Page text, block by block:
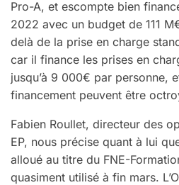
Pro-A, et escompte bien
2022 avec un budget de 111
delà de la prise en charge
car il finance les prises en
jusqu’à 9 000€ par personne,
financement peuvent être
Fabien Roullet, directeur des
EP, nous précise quant à lui
alloué au titre du FNE-
quasiment utilisé à fin mars.